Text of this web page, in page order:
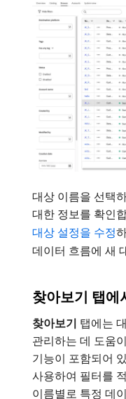
대상 이름을 선택
대한 정보를 확인
대상 설정을 수정
데이터 흐름에 새
찾아보기 탭에
찾아보기 탭에는
관리하는 데 도움
기능이 포함되어
사용하여 필터를
이름별로 특정 데